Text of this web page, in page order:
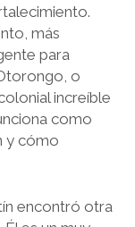
más
para
o
increíble
como
y cómo
encontró otra